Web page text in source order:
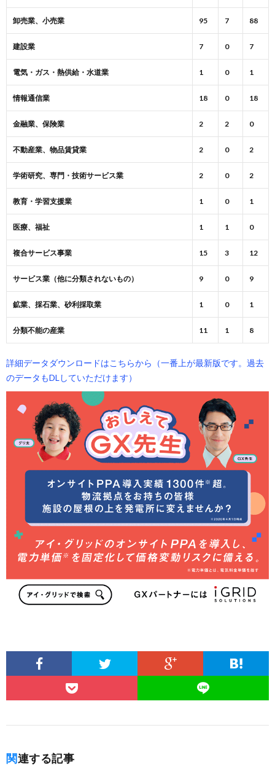
卸売業、小売業 95 7 88
建設業 7 0 7
電気・ガス・熱供給・水道業 1 0 1
情報通信業 18 0 18
金融業、保険業 2 2 0
不動産業、物品賃貸業 2 0 2
学術研究、専門・技術サービス業 2 0 2
教育・学習支援業 1 0 1
医療、福祉 1 1 0
複合サービス事業 15 3 12
サービス業（他に分類されないもの） 9 0 9
鉱業、採石業、砂利採取業 1 0 1
分類不能の産業 11 1 8
詳細データダウンロードはこちらから（一番上が最新版です。過去
のデータもDLしていただけます）
関連する記事